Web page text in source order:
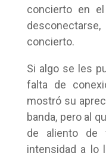
concierto en
concierto.
Si algo se les
falta de
mostró su
banda, pero al
de aliento de
intensidad a lo